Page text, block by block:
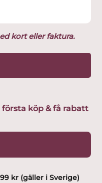
kort eller faktura.
köp & få rabatt
kr (gäller i Sverige)